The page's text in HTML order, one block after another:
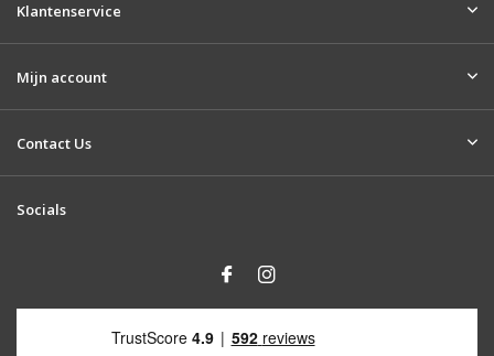
Klantenservice
Mijn account
Contact Us
Socials